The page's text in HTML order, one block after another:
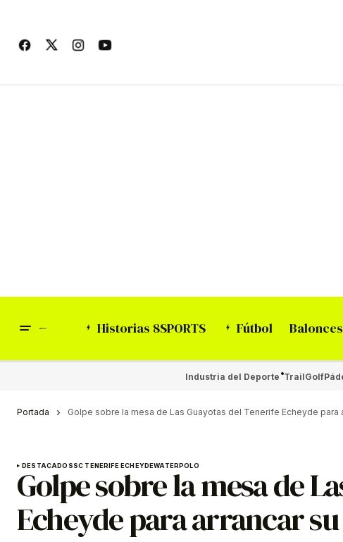
Historias 8SPORTS Fútbol
Industria del Deporte TrailGolf
Portada Golpe sobre la mesa de Las Guayotas del Tenerife Echeyde para
DESTACADOSSC TENERIFE ECHEYDEWATERPOLO
Golpe sobre la mesa de
Echeyde para arrancar